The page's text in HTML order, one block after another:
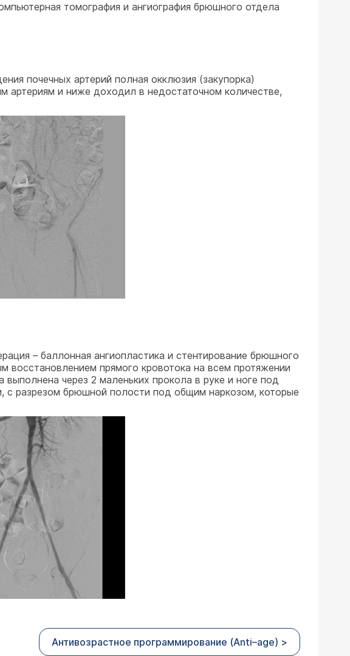
томография и ангиография брюшного отдела
почечных артерий полная окклюзия (закупорка)
и ниже доходил в недостаточном количестве,
– баллонная ангиопластика и стентирование брюшного
прямого кровотока на всем протяжении
через 2 маленьких прокола в руке и ноге под
с разрезом брюшной полости под общим наркозом, которые
Антивозрастное программирование (Anti–age) >